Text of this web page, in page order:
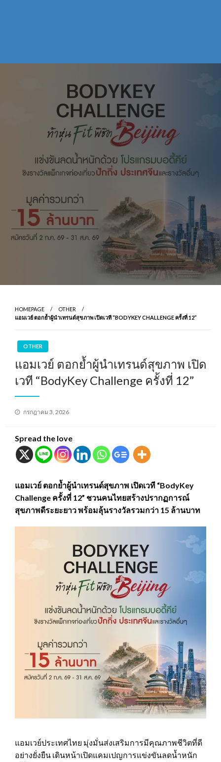
HOMEPAGE
OTHER
แอมเวย์ ตอกย้ำผู้นำเทรนด์สุขภาพ เปิดเวที “BODYKEY CHALLENGE ครั้งที่ 12”
OTHER
แอมเวย์ ตอกย้ำผู้นำเทรนด์สุขภาพ เปิด
เวที “BodyKey Challenge ครั้งที่ 12”
Posted
กรกฎาคม 3, 2026
Spread the love
แอมเวย์ ตอกย้ำผู้นำเทรนด์สุขภาพ เปิดเวที “BodyKey
Challenge ครั้งที่ 12” ชวนคนไทยสร้างปรากฏการณ์
สุขภาพดีระยะยาว พร้อมลุ้นรางวัลรวมกว่า 15 ล้านบาท
แอมเวย์ประเทศไทย มุ่งมั่นส่งเสริมการมีคุณภาพชีวิตที่ดี
อย่างยั่งยืน เดินหน้าเปิดแคมเปญการแข่งขันลดน้ำหนัก